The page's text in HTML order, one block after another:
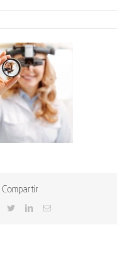
Compartir
Facebook
TwitterLinkedInCorreo